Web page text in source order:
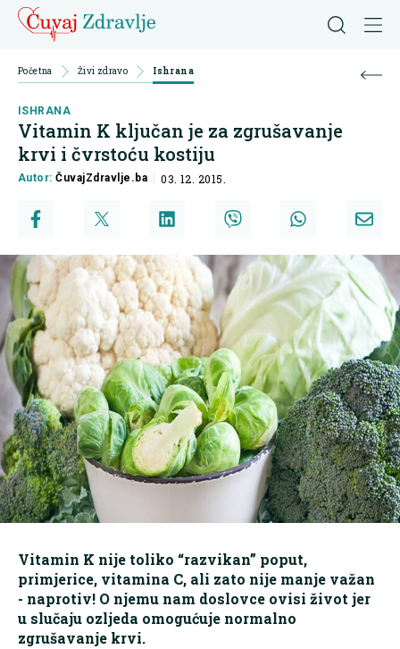
Početna Živi zdravo Ishrana
ISHRANA
Vitamin K ključan je za zgrušavanje
krvi i čvrstoću kostiju
Autor:ČuvajZdravlje.ba 03. 12. 2015.
Vitamin K nije toliko “razvikan” poput,
primjerice, vitamina C, ali zato nije manje važan
- naprotiv! O njemu nam doslovce ovisi život jer
u slučaju ozljeda omogućuje normalno
zgrušavanje krvi.